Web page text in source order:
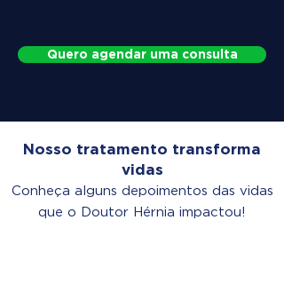
Quero agendar uma consulta
Nosso tratamento transforma
vidas
Conheça alguns depoimentos das vidas
que o Doutor Hérnia impactou!